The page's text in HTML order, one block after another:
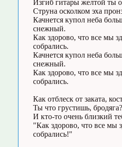
Изгиб гитары желтой ты
Струна осколком эха
Качнется купол неба
снежный.
Как здорово, что все мы
собрались.
Качнется купол неба
снежный.
Как здорово, что все мы
собрались.
Как отблеск от заката,
Ты что грустишь,
И кто-то очень близкий
"Как здорово, что все мы
собрались!"